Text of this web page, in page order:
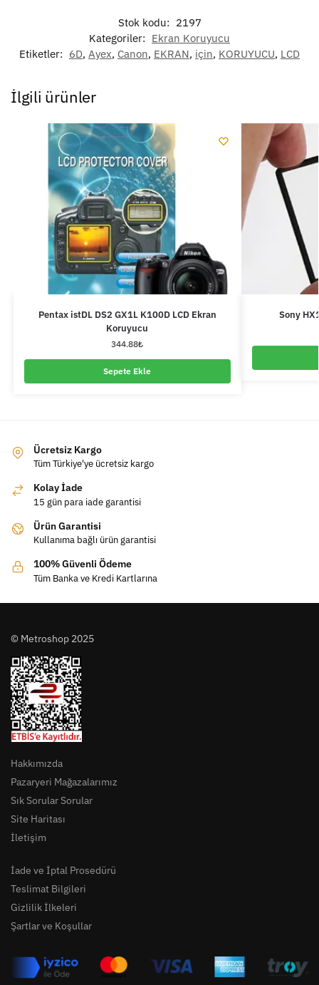
Stok kodu: 2197
Kategoriler: Ekran Koruyucu
Etiketler: 6D, Ayex, Canon, EKRAN, için, KORUYUCU, LCD
İlgili ürünler
Pentax istDL DS2 GX1L K100D LCD Ekran
Koruyucu
344.88₺
Sepete Ekle
Sony
Ücretsiz Kargo
Tüm Türkiye'ye ücretsiz kargo
Kolay İade
15 gün para iade garantisi
Ürün Garantisi
Kullanıma bağlı ürün garantisi
100% Güvenli Ödeme
Tüm Banka ve Kredi Kartlarına
© Metroshop 2025
Hakkımızda
Pazaryeri Mağazalarımız
Sık Sorular Sorular
Site Haritası
İletişim
İade ve İptal Prosedürü
Teslimat Bilgileri
Gizlilik İlkeleri
Şartlar ve Koşullar